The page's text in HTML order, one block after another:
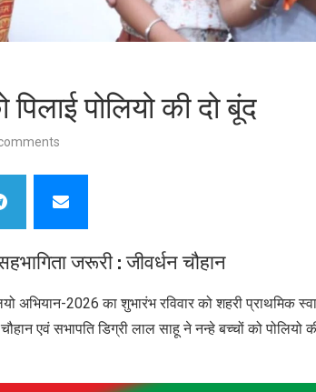
पोलियो की दो बूंद
जरूरी : जीवर्धन चौहान
अभियान-2026 का शुभारंभ रविवार को शहरी प्राथमिक
एवं सभापति डिग्री लाल साहू ने नन्हे बच्चों को पोलियो